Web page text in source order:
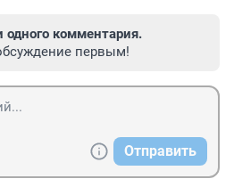
одного комментария.
первым!
Отправить